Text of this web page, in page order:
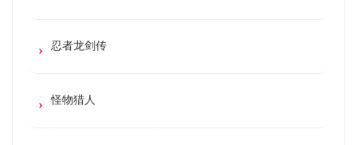
忍者龙剑传
怪物猎人